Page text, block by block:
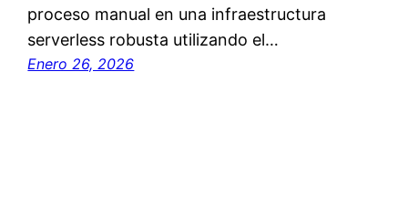
proceso manual en una infraestructura
serverless robusta utilizando el…
Enero 26, 2026